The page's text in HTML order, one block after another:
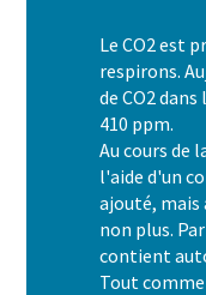
solution parfaite si
d'énergie pour les
encore prêt pour un
Découvrez le
Le CO2 est
respirons.
de CO2
410 ppm.
Au cours de
l'aide d'un
ajouté, mais
non plus.
contient
Tout